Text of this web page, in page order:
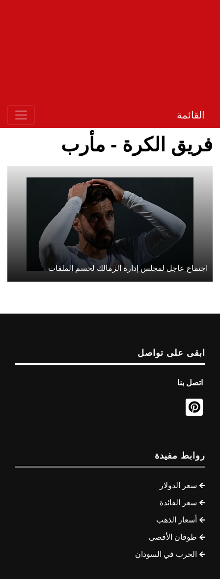
القائمة
فريق الكرة - مأرب
اجتماع عاجل لمجلس إدارة الزمالك لحسم الملفات
ابقى على تواصل
اتصل بنا
روابط مفيدة
سعر الدولار
سعر الفائدة
أسعار الذهب
طوفان الأقصى
الحرب في السودان